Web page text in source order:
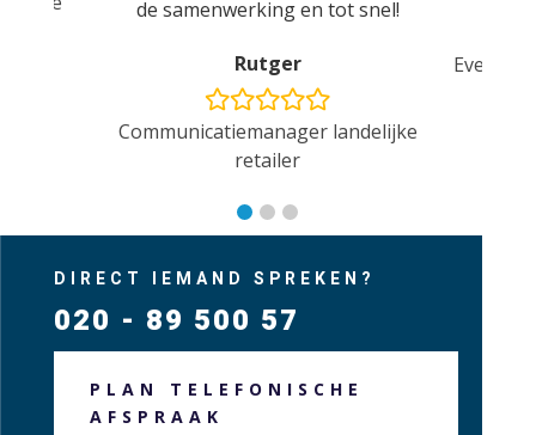
de samenwerking en tot snel!
Rutger
Communicatiemanager landelijke
retailer
DIRECT IEMAND SPREKEN?
020 - 89 500 57
PLAN TELEFONISCHE
AFSPRAAK